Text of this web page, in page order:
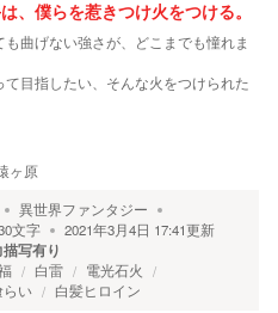
、僕らを惹きつけ火をつける。
曲げない強さが、どこまでも憧れま
目指したい、そんな火をつけられた
ヶ原
異世界ファンタジー
文字 2021年3月4日 17:41更新
写有り
白雷
電光石火
らい 白髪ヒロイン